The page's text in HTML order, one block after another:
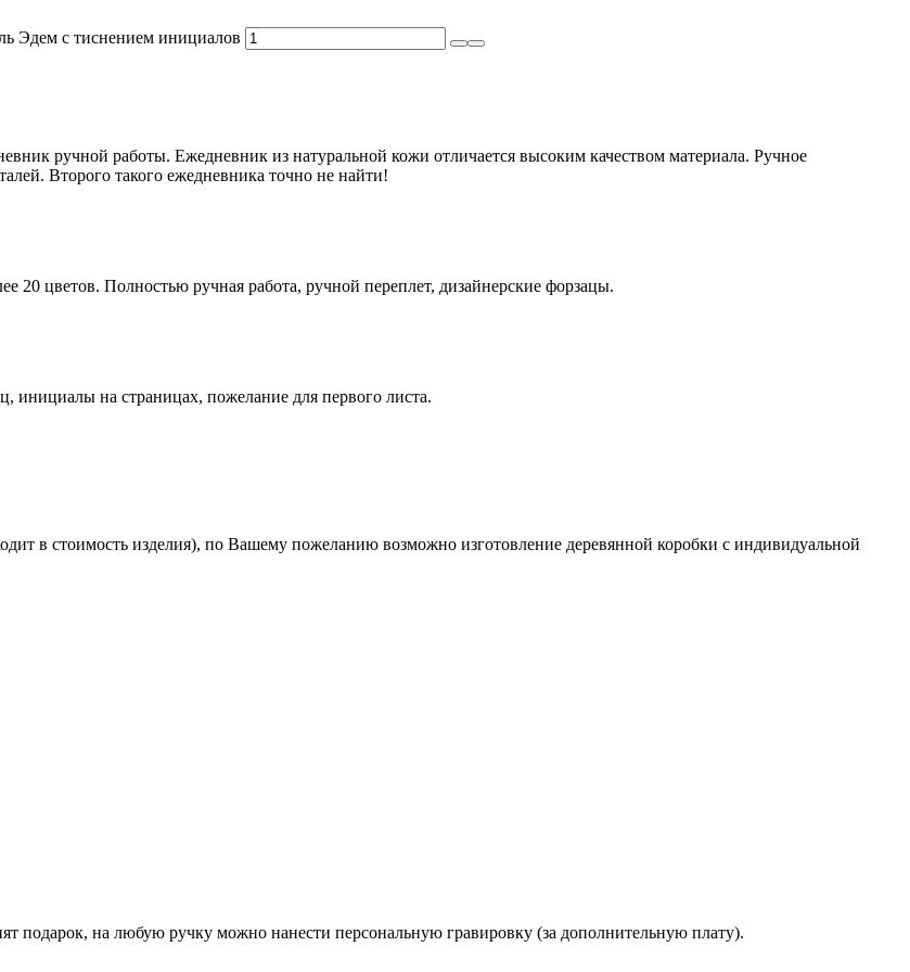
Эдем с тиснением инициалов
ручной работы. Ежедневник из натуральной кожи отличается высоким качеством материала. Ручное
Второго такого ежедневника точно не найти!
20 цветов. Полностью ручная работа, ручной переплет, дизайнерские форзацы.
инициалы на страницах, пожелание для первого листа.
в стоимость изделия), по Вашему пожеланию возможно изготовление деревянной коробки с индивидуальной
подарок, на любую ручку можно нанести персональную гравировку (за дополнительную плату).